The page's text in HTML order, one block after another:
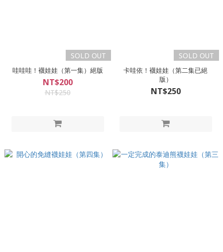
SOLD OUT
哇哇哇！襪娃娃（第一集）絕版
NT$200
NT$250
SOLD OUT
卡哇依！襪娃娃（第二集已絕
版）
NT$250